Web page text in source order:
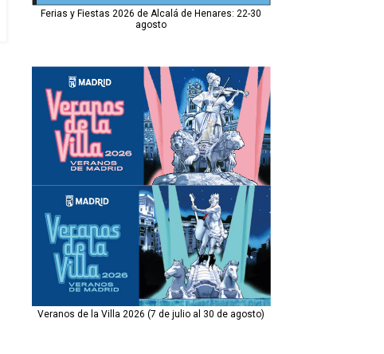
Ferias y Fiestas 2026 de Alcalá de Henares: 22-30
agosto
Veranos de la Villa 2026 (7 de julio al 30 de agosto)